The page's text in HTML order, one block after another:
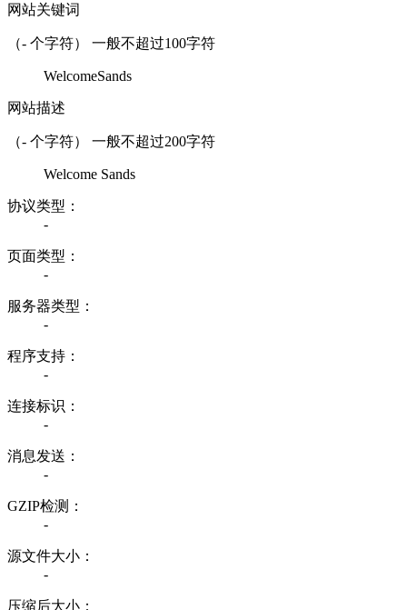
网站关键词
（- 个字符） 一般不超过100字符
WelcomeSands
网站描述
（- 个字符） 一般不超过200字符
Welcome Sands
协议类型：
-
页面类型：
-
服务器类型：
-
程序支持：
-
连接标识：
-
消息发送：
-
GZIP检测：
-
源文件大小：
-
压缩后大小：